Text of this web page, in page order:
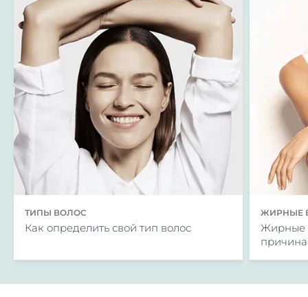
ТИПЫ ВОЛОС
Как определить свой тип волос
ЖИРНЫЕ
Жирные